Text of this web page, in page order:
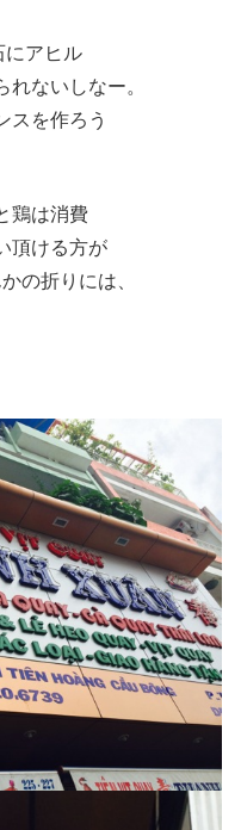
にアヒル
ないしなー。
スを作ろう
鶏は消費
頂ける方が
の折りには、